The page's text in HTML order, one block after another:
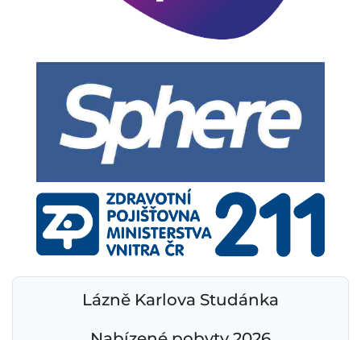
Lázně Karlova Studánka